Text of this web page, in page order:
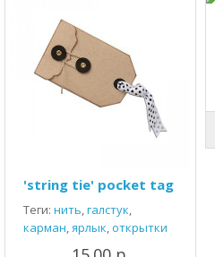
'string tie' pocket tag
Теги: нить,галстук,
карман,ярлык,открытки